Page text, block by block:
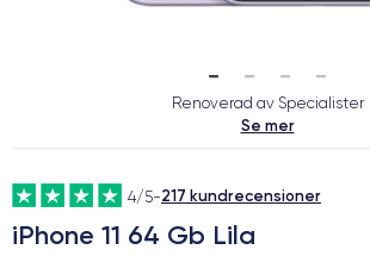
Renoverad av Specialister
Se mer
4/5-217 kundrecensioner
iPhone 11 64 Gb Lila